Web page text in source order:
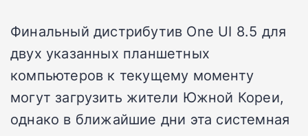
Финальный дистрибутив One UI 8.5 для
двух указанных планшетных
компьютеров к текущему моменту
могут загрузить жители Южной Кореи,
однако в ближайшие дни эта системная